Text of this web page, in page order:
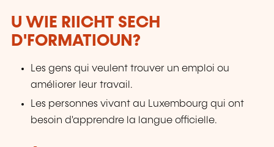
U WIE RIICHT SECH
D'FORMATIOUN?
Les gens qui veulent trouver un emploi ou
améliorer leur travail.
Les personnes vivant au Luxembourg qui ont
besoin d'apprendre la langue officielle.